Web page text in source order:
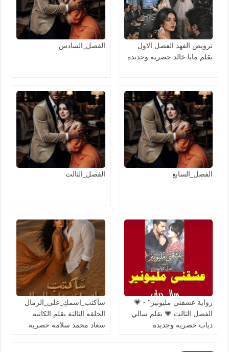
ترويض الفهد الفصل الاول
بقلم مايا خالد حصريه وجديده
الفصل_السادس
الفصل_السابع الفصل_الثالث
رواية عشقني مليونير" - 💗
الفصل الثالث 💗 بقلم سالي
دياب حصريه وجديده
سأكتب_اسمكِ_على_الرمال
الحلقه الثالثة بقلم الكاتبه
سعاد محمد سلامه حصريه